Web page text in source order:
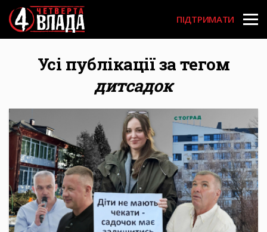
Перейти
до
основного
вмісту
User
account
menu
ПІДТРИМАТИ
Усі публікації за тегом
дитсадок